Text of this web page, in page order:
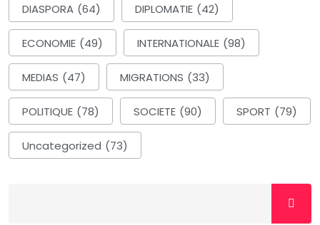
DIASPORA (64) DIPLOMATIE (42)
ECONOMIE (49) INTERNATIONALE (98)
MEDIAS (47) MIGRATIONS (33)
POLITIQUE (78) SOCIETE (90) SPORT (79)
Uncategorized (73)